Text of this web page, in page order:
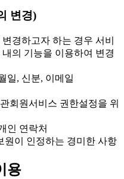
변경)
경하고자 하는 경우 서비
의 기능을 이용하여 변경
일, 신분, 이메일
회원서비스 권한설정을 위
인 연락처
이 인정하는 경미한 사항
용